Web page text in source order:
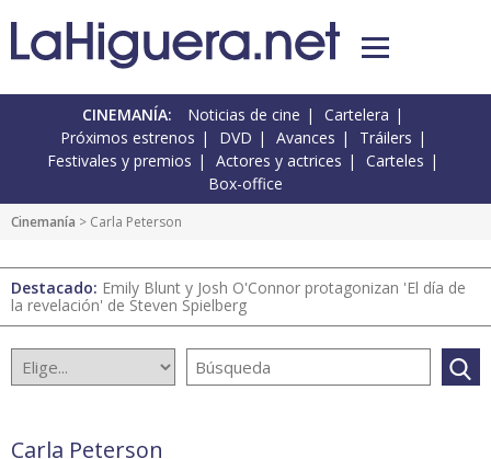
CINEMANÍA: Noticias de cine
Cartelera
Próximos estrenos
DVD Avances
Tráilers
Festivales y premios
Actores y actrices
Carteles
Box-office
Cinemanía > Carla Peterson
Destacado: Emily Blunt y Josh O'Connor protagonizan 'El día de
la revelación' de Steven Spielberg
Carla Peterson